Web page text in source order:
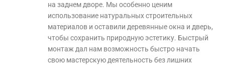
на заднем дворе. Мы особенно ценим
использование натуральных строительных
материалов и оставили деревянные окна и дверь,
чтобы сохранить природную эстетику. Быстрый
монтаж дал нам возможность быстро начать
свою мастерскую деятельность без лишних